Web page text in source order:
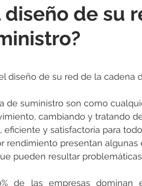
de su
diseño de su red de la cadena
de suministro son como
cambiando y tratando
y satisfactoria para
rendimiento presentan algunas
pueden resultar
de las empresas dominan